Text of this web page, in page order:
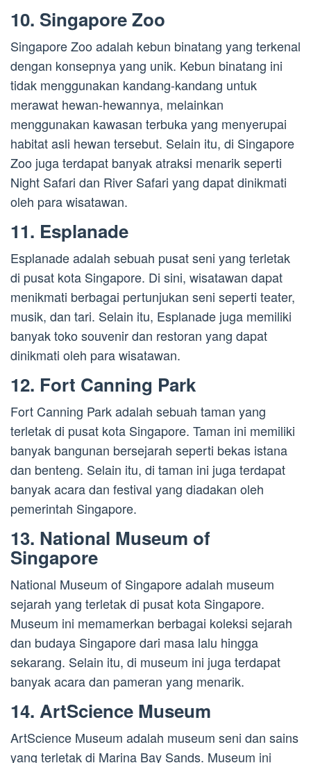
10. Singapore Zoo
Singapore Zoo adalah kebun binatang yang terkenal
dengan konsepnya yang unik. Kebun binatang ini
tidak menggunakan kandang-kandang untuk
merawat hewan-hewannya, melainkan
menggunakan kawasan terbuka yang menyerupai
habitat asli hewan tersebut. Selain itu, di Singapore
Zoo juga terdapat banyak atraksi menarik seperti
Night Safari dan River Safari yang dapat dinikmati
oleh para wisatawan.
11. Esplanade
Esplanade adalah sebuah pusat seni yang terletak
di pusat kota Singapore. Di sini, wisatawan dapat
menikmati berbagai pertunjukan seni seperti teater,
musik, dan tari. Selain itu, Esplanade juga memiliki
banyak toko souvenir dan restoran yang dapat
dinikmati oleh para wisatawan.
12. Fort Canning Park
Fort Canning Park adalah sebuah taman yang
terletak di pusat kota Singapore. Taman ini memiliki
banyak bangunan bersejarah seperti bekas istana
dan benteng. Selain itu, di taman ini juga terdapat
banyak acara dan festival yang diadakan oleh
pemerintah Singapore.
13. National Museum of
Singapore
National Museum of Singapore adalah museum
sejarah yang terletak di pusat kota Singapore.
Museum ini memamerkan berbagai koleksi sejarah
dan budaya Singapore dari masa lalu hingga
sekarang. Selain itu, di museum ini juga terdapat
banyak acara dan pameran yang menarik.
14. ArtScience Museum
ArtScience Museum adalah museum seni dan sains
yang terletak di Marina Bay Sands. Museum ini